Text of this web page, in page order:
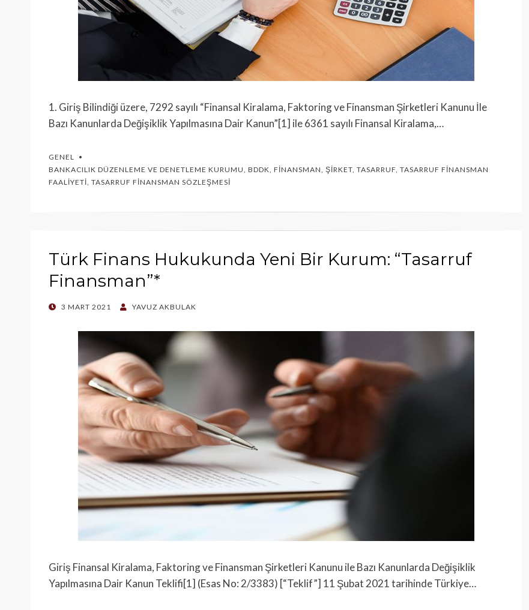
1. Giriş Bilindiği üzere, 7292 sayılı “Finansal Kiralama, Faktoring ve Finansman Şirketleri Kanunu İle
Bazı Kanunlarda Değişiklik Yapılmasına Dair Kanun”[1] ile 6361 sayılı Finansal Kiralama,…
GENEL
BANKACILIK DÜZENLEME VE DENETLEME KURUMU, BDDK, FINANSMAN, ŞIRKET, TASARRUF, TASARRUF FINANSMAN
FAALIYETI, TASARRUF FINANSMAN SÖZLEŞMESI
Türk Finans Hukukunda Yeni Bir Kurum: “Tasarruf
Finansman”*
POSTED
3 MART 2021 YAVUZ AKBULAK
Giriş Finansal Kiralama, Faktoring ve Finansman Şirketleri Kanunu ile Bazı Kanunlarda Değişiklik
Yapılmasına Dair Kanun Teklifi[1] (Esas No: 2/3383) [“Teklif”] 11 Şubat 2021 tarihinde Türkiye…